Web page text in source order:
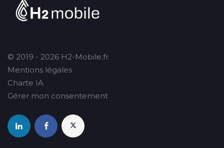
© 2019 - 2026 H2-Mobile.fr
Mentions légales
Charte IA
Gérer mon consentement